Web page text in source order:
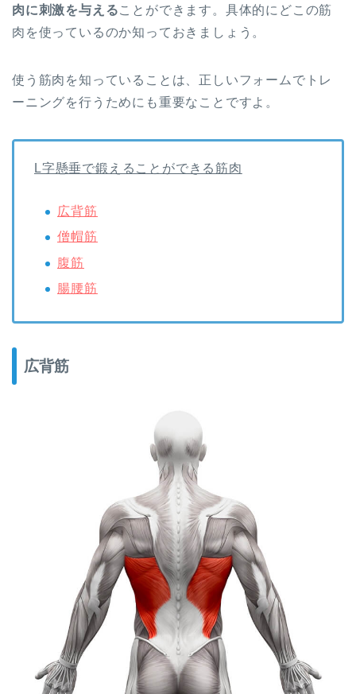
肉に刺激を与えることができます。具体的にどこの筋
肉を使っているのか知っておきましょう。
使う筋肉を知っていることは、正しいフォームでトレ
ーニングを行うためにも重要なことですよ。
L字懸垂で鍛えることができる筋肉
広背筋
僧帽筋
腹筋
腸腰筋
広背筋